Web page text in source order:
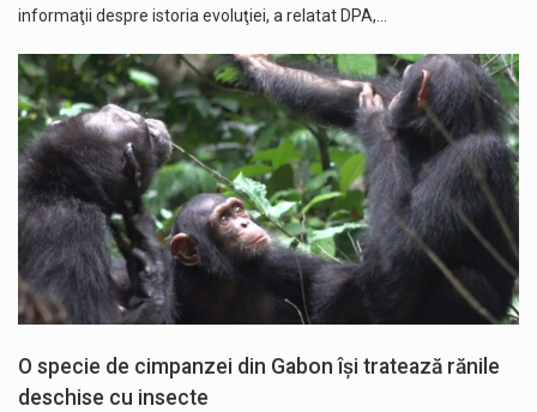
informaţii despre istoria evoluţiei, a relatat DPA,…
O specie de cimpanzei din Gabon își tratează rănile
deschise cu insecte